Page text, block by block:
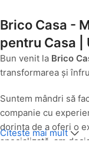
Brico Casa -
pentru Casa |
Bun venit la Brico
transformarea și
Suntem mândri să
companie cu
dorința de a oferi o
specializată, am
Citeste mai mult